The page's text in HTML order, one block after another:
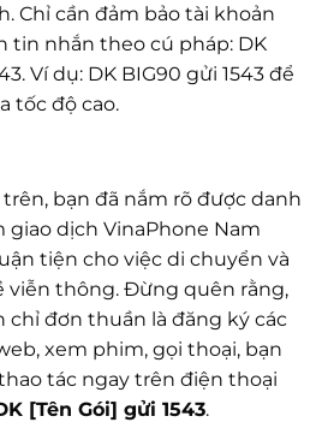
Chỉ cần đảm bảo tài khoản
tin nhắn theo cú pháp: DK
Ví dụ: DK BIG90 gửi 1543 để
tốc độ cao.
bạn đã nắm rõ được danh
giao dịch VinaPhone Nam
tiện cho việc di chuyển và
viễn thông. Đừng quên rằng,
chỉ đơn thuần là đăng ký các
xem phim, gọi thoại, bạn
tác ngay trên điện thoại
[Tên Gói] gửi 1543.